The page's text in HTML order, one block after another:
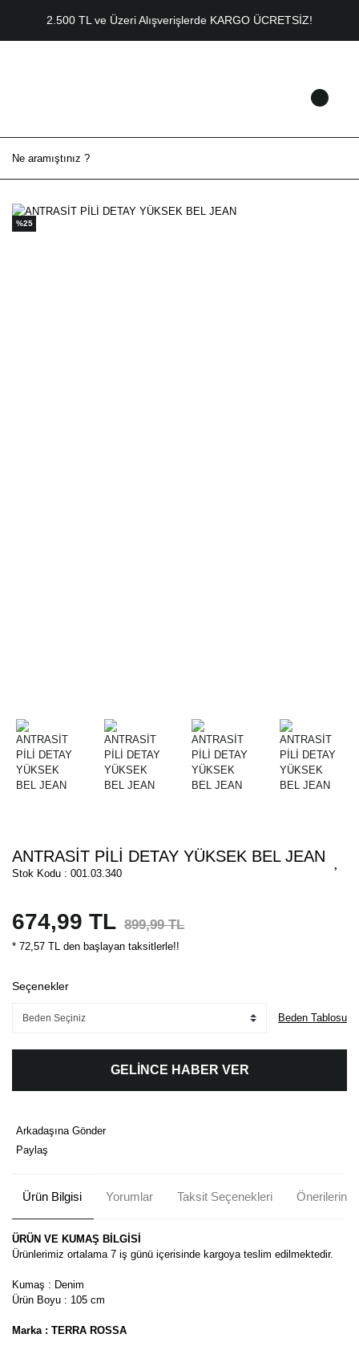
2.500 TL ve Üzeri Alışverişlerde KARGO ÜCRETSİZ!
%25
ANTRASİT PİLİ DETAY YÜKSEK BEL JEAN
Stok Kodu : 001.03.340
674,99 TL 899,99 TL
* 72,57 TL den başlayan taksitlerle!!
Seçenekler
Beden Tablosu
GELİNCE HABER VER
Arkadaşına Gönder
Paylaş
Ürün Bilgisi Yorumlar Taksit Seçenekleri Önerileriniz
ÜRÜN VE KUMAŞ BİLGİSİ
Ürünlerimiz ortalama 7 iş günü içerisinde kargoya teslim edilmektedir.
Kumaş : Denim
Ürün Boyu : 105 cm
Marka : TERRA ROSSA